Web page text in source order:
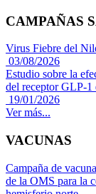
CAMPAÑAS
Virus Fiebre del
03/08/2026
Estudio sobre la
del receptor GLP-1
19/01/2026
Ver más...
VACUNAS
Campaña de
de la OMS para la